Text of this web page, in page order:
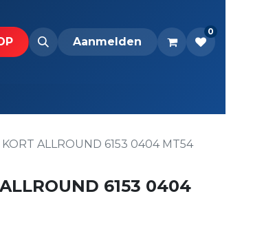
Aanmelden
0
ALLROUND 6153 0404 MT54
6153 0404